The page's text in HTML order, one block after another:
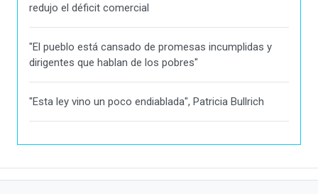
redujo el déficit comercial
"El pueblo está cansado de promesas incumplidas y
dirigentes que hablan de los pobres"
"Esta ley vino un poco endiablada", Patricia Bullrich